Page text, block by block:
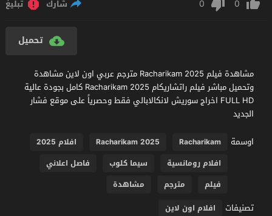
0
0 شارك تبليغ
تحميل
مشاهدة فيلم Racharikam 2025 مترجم عربي اون لاين مشاهدة
وتحميل مباشر فيلم راتشاريكام Racharikam 2025 كامل بجودة عالية
FULL HD اخراج سوريش لانكالابالي فقط وحصرياً على موقع فشار
الجديد
اوسمة
Racharikam
Racharikam 2025
افلام 2025
افلام رومانسية
سيما كلوب
فاصل اعلاني
فيلم
مترجم مشاهدة
تصنيفات افلام اون لاين